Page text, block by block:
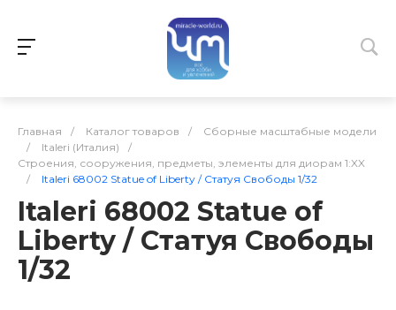
Главная / Каталог товаров /
Сборные масштабные модели
/
Italeri (Италия)
/
Строения, сооружения, предметы, элементы для диорам 1:XX
/
Italeri 68002 Statue of Liberty / Статуя Свободы 1/32
Italeri 68002 Statue of
Liberty / Статуя Свободы
1/32